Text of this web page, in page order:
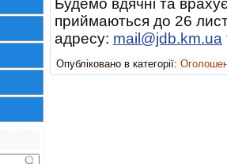
Будемо вдячні та
приймаються до 26
адресу: mail@jdb.km.ua
Опубліковано в категорії: